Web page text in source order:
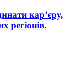
кар’єру,
регіонів.